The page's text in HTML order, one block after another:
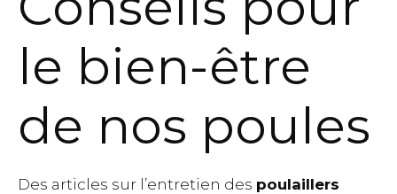
le bien-être
de nos poules
Des articles sur l’entretien des poulaillers